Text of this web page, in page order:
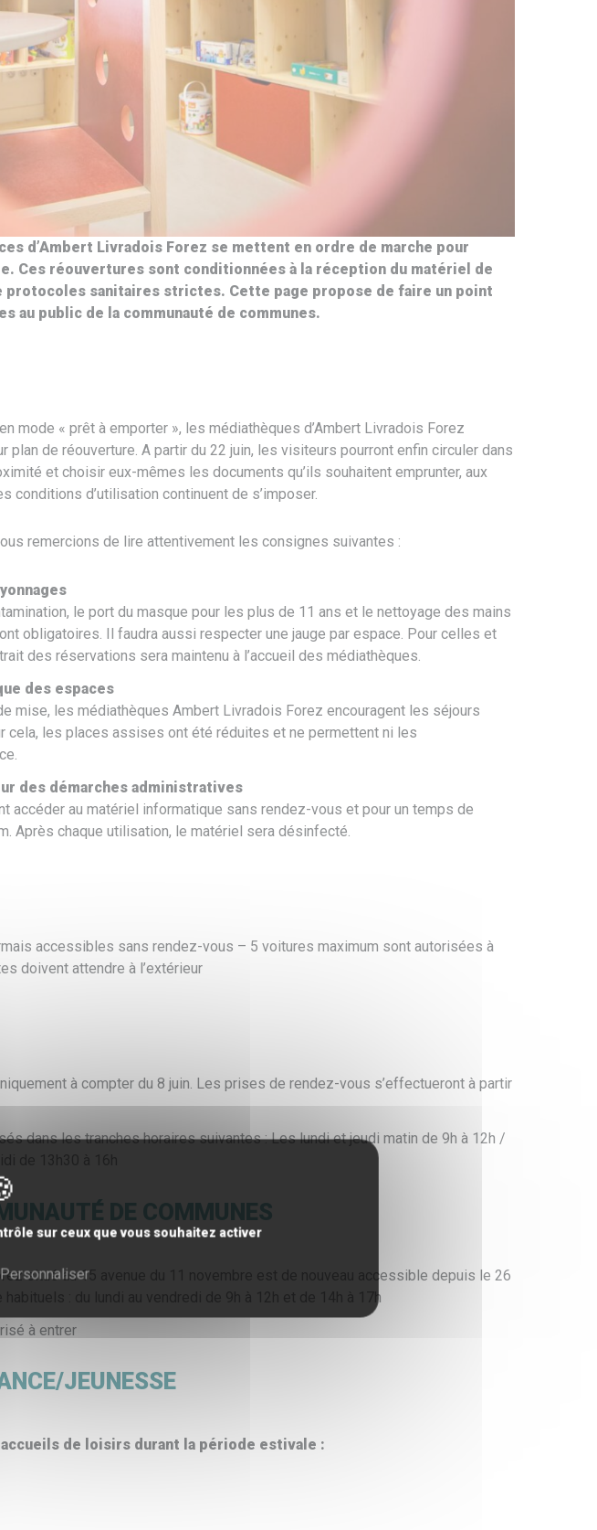
d’Ambert Livradois Forez se mettent en ordre de marche pour
Ces réouvertures sont conditionnées à la réception du matériel de
protocoles sanitaires strictes. Cette page propose de faire un point
au public de la communauté de communes.
mode « prêt à emporter », les médiathèques d’Ambert Livradois Forez
plan de réouverture. A partir du 22 juin, les visiteurs pourront enfin circuler dans
et choisir eux-mêmes les documents qu’ils souhaitent emprunter, aux
conditions d’utilisation continuent de s’imposer.
remercions de lire attentivement les consignes suivantes :
le port du masque pour les plus de 11 ans et le nettoyage des mains
obligatoires. Il faudra aussi respecter une jauge par espace. Pour celles et
des réservations sera maintenu à l’accueil des médiathèques.
des espaces
mise, les médiathèques Ambert Livradois Forez encouragent les séjours
cela, les places assises ont été réduites et ne permettent ni les
des démarches administratives
accéder au matériel informatique sans rendez-vous et pour un temps de
Après chaque utilisation, le matériel sera désinfecté.
accessibles sans rendez-vous – 5 voitures maximum sont autorisées à
doivent attendre à l’extérieur
à compter du 8 juin. Les prises de rendez-vous s’effectueront à partir
dans les tranches horaires suivantes : Les lundi et jeudi matin de 9h à 12h /
DE COMMUNES
situé au 15 avenue du 11 novembre est de nouveau accessible depuis le 26
habituels : du lundi au vendredi de 9h à 12h et de 14h à 17h
à entrer
JEUNESSE
accueils de loisirs durant la période estivale :
sur ceux que vous souhaitez activer
Personnaliser